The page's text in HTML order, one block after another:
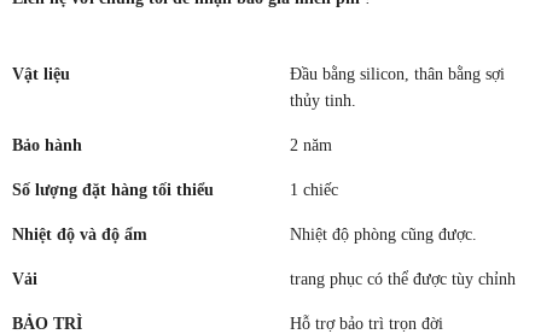
Vật liệu
Đầu bằng silicon, thân bằng sợi
thủy tinh.
Bảo hành 2 năm
Số lượng đặt hàng tối thiểu 1 chiếc
Nhiệt độ và độ ẩm Nhiệt độ phòng cũng được.
Vải trang phục có thể được tùy chỉnh
BẢO TRÌ Hỗ trợ bảo trì trọn đời